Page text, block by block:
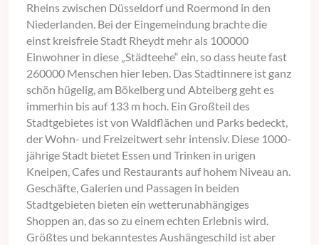
Rheins zwischen Düsseldorf und Roermond in den
Niederlanden. Bei der Eingemeindung brachte die
einst kreisfreie Stadt Rheydt mehr als 100000
Einwohner in diese „Städteehe“ ein, so dass heute fast
260000 Menschen hier leben. Das Stadtinnere ist ganz
schön hügelig, am Bökelberg und Abteiberg geht es
immerhin bis auf 133 m hoch. Ein Großteil des
Stadtgebietes ist von Waldflächen und Parks bedeckt,
der Wohn- und Freizeitwert sehr intensiv. Diese 1000-
jährige Stadt bietet Essen und Trinken in urigen
Kneipen, Cafes und Restaurants auf hohem Niveau an.
Geschäfte, Galerien und Passagen in beiden
Stadtgebieten bieten ein wetterunabhängiges
Shoppen an, das so zu einem echten Erlebnis wird.
Größtes und bekanntestes Aushängeschild ist aber